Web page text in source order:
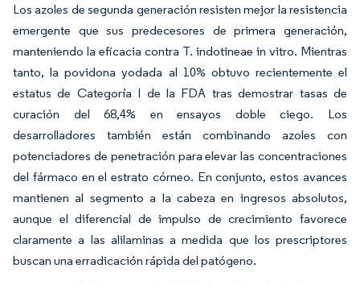
Los azoles de segunda generación resisten mejor la resistencia
emergente que sus predecesores de primera generación,
manteniendo la eficacia contra T. indotineae in vitro. Mientras
tanto, la povidona yodada al 10% obtuvo recientemente el
estatus de Categoría I de la FDA tras demostrar tasas de
curación del 68,4% en ensayos doble ciego. Los
desarrolladores también están combinando azoles con
potenciadores de penetración para elevar las concentraciones
del fármaco en el estrato córneo. En conjunto, estos avances
mantienen al segmento a la cabeza en ingresos absolutos,
aunque el diferencial de impulso de crecimiento favorece
claramente a las alilaminas a medida que los prescriptores
buscan una erradicación rápida del patógeno.